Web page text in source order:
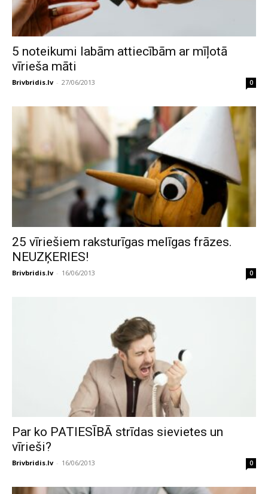
5 noteikumi labām attiecībām ar mīļotā
vīrieša māti
Brivbridis.lv - 27/06/2013 0
25 vīriešiem raksturīgas melīgas frāzes.
NEUZĶERIES!
Brivbridis.lv - 16/06/2013 0
Par ko PATIESĪBĀ strīdas sievietes un
vīrieši?
Brivbridis.lv - 16/06/2013 0